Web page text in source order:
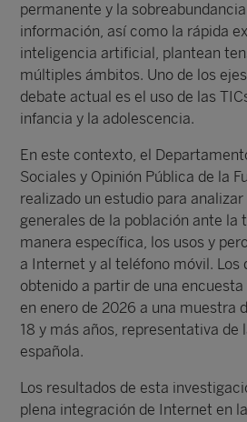
permanente y la
información, así como la rápida
inteligencia artificial, plantean
múltiples ámbitos. Uno de los
debate actual es el uso de las
infancia y la adolescencia.
En este contexto, el
Sociales y Opinión Pública de la
realizado un estudio para
generales de la población ante la
manera específica, los usos y
a Internet y al teléfono móvil. Los
obtenido a partir de una
en enero de 2026 a una muestra
18 y más años, representativa de
española.
Los resultados de esta
plena integración de Internet en